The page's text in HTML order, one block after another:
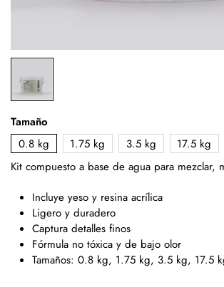
Tamaño
0.8 kg
1.75 kg 3.5 kg 17.5 kg
Kit compuesto a base de agua para mezclar,
Incluye yeso y resina acrílica
Ligero y duradero
Captura detalles finos
Fórmula no tóxica y de bajo olor
Tamaños: 0.8 kg, 1.75 kg, 3.5 kg, 17.5